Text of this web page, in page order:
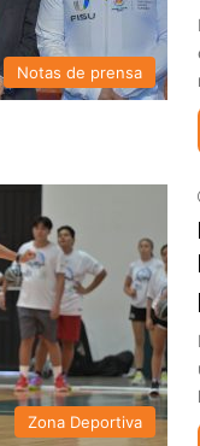
Notas de prensa
Zona Deportiva